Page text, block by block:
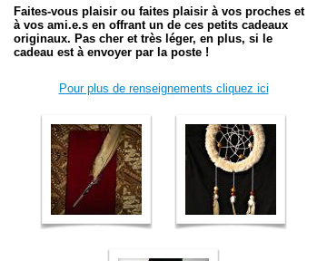
Faites-vous plaisir ou faites plaisir à vos proches et
à vos ami.e.s en offrant un de ces petits cadeaux
originaux. Pas cher et très léger, en plus, si le
cadeau est à envoyer par la poste !
Pour plus de renseignements cliquez ici